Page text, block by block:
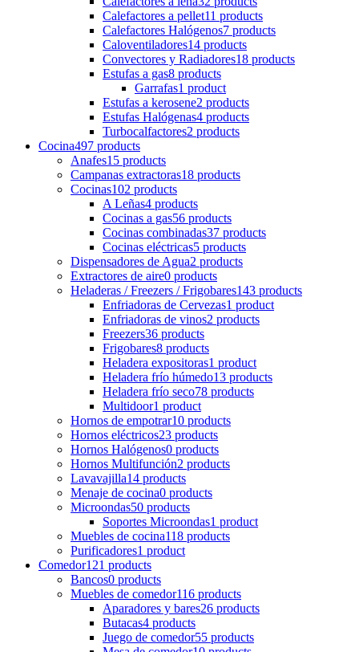
Calefactores a pellet11 products
Calefactores Halógenos7 products
Caloventiladores14 products
Convectores y Radiadores18 products
Estufas a gas8 products
Garrafas1 product
Estufas a kerosene2 products
Estufas Halógenas4 products
Turbocalfactores2 products
Cocina497 products
Anafes15 products
Campanas extractoras18 products
Cocinas102 products
A Leñas4 products
Cocinas a gas56 products
Cocinas combinadas37 products
Cocinas eléctricas5 products
Dispensadores de Agua2 products
Extractores de aire0 products
Heladeras / Freezers / Frigobares143 products
Enfriadoras de Cervezas1 product
Enfriadoras de vinos2 products
Freezers36 products
Frigobares8 products
Heladera expositoras1 product
Heladera frío húmedo13 products
Heladera frío seco78 products
Multidoor1 product
Hornos de empotrar10 products
Hornos eléctricos23 products
Hornos Halógenos0 products
Hornos Multifunción2 products
Lavavajilla14 products
Menaje de cocina0 products
Microondas50 products
Soportes Microondas1 product
Muebles de cocina118 products
Purificadores1 product
Comedor121 products
Bancos0 products
Muebles de comedor116 products
Aparadores y bares26 products
Butacas4 products
Juego de comedor55 products